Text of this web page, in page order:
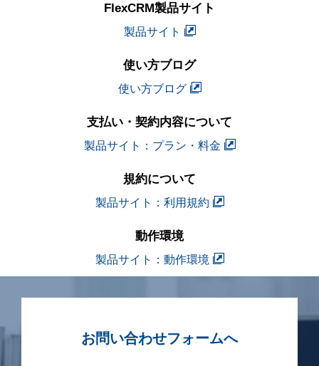
FlexCRM製品サイト
製品サイト
使い方ブログ
使い方ブログ
支払い・契約内容について
製品サイト：プラン・料金
規約について
製品サイト：利用規約
動作環境
製品サイト：動作環境
お問い合わせフォームへ